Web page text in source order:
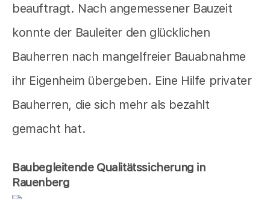
beauftragt. Nach angemessener Bauzeit
konnte der Bauleiter den glücklichen
Bauherren nach mangelfreier Bauabnahme
ihr Eigenheim übergeben. Eine Hilfe privater
Bauherren, die sich mehr als bezahlt
gemacht hat.
Baubegleitende Qualitätssicherung in
Rauenberg